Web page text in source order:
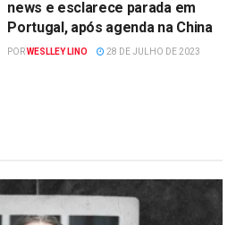
news e esclarece parada em
Portugal, após agenda na China
PORWESLLEY LINO 28 DE JULHO DE 2023